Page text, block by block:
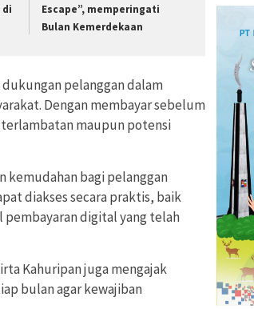
di
Escape”, memperingati
Bulan Kemerdekaan
pelanggan dalam
Dengan membayar sebelum
maupun potensi
kemudahan bagi pelanggan
diakses secara praktis, baik
digital yang telah
Kahuripan juga mengajak
bulan agar kewajiban